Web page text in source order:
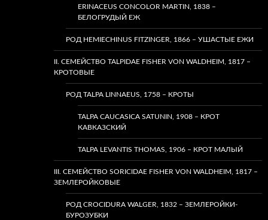
ERINACEUS CONCOLOR MARTIN, 1838 –
БЕЛОГРУДЫЙ ЕЖ
РОД HEMIECHINUS FITZINGER, 1866 – УШАСТЫЕ ЕЖИ
II. СЕМЕЙСТВО TALPIDAE FISHER VON WALDHEIM, 1817 –
КРОТОВЫЕ
РОД TALPA LINNAEUS, 1758 – КРОТЫ
TALPA CAUCASICA SATUNIN, 1908 – КРОТ
КАВКАЗСКИЙ
TALPA LEVANTIS THOMAS, 1906 – КРОТ МАЛЫЙ
III. СЕМЕЙСТВО SORICIDAE FISHER VON WALDHEIM, 1817 –
ЗЕМЛЕРОЙКОВЫЕ
РОД CROCIDURA WALGER, 1832 – ЗЕМЛЕРОЙКИ-
БУРОЗУБКИ